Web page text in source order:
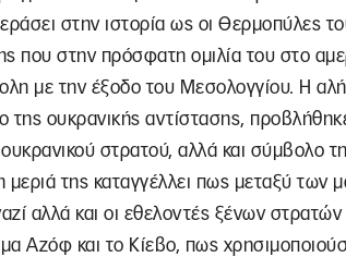
στην ιστορία ως οι Θερμοπύλες
που στην πρόσφατη ομιλία του στο
με την έξοδο του Μεσολογγίου. Η
ουκρανικής αντίστασης,
στρατού, αλλά και σύμβολο
της καταγγέλλει πως μεταξύ των
αλλά και οι εθελοντές ξένων
Αζόφ και το Κίεβο, πως